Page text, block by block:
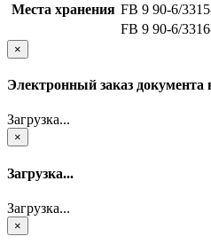
Места хранения FB 9 90-6/
FB 9 90-6/
×
Электронный заказ документа
Загрузка...
×
Загрузка...
Загрузка...
×